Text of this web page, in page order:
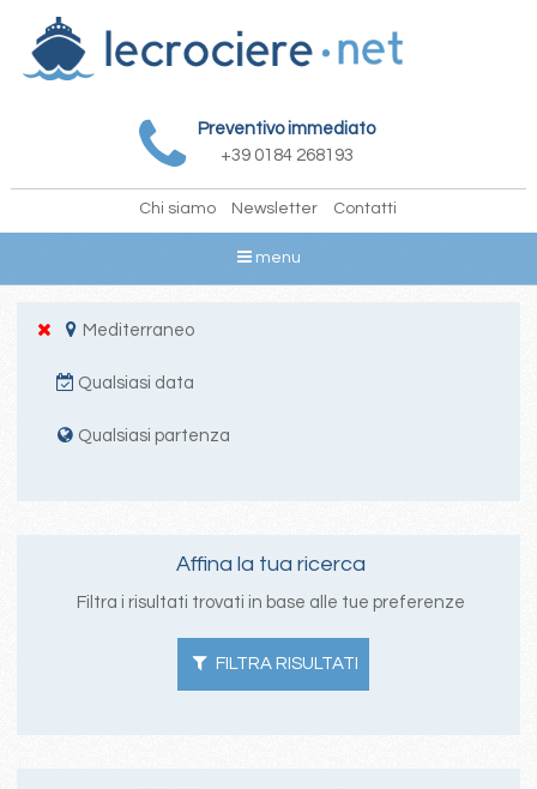
Preventivo immediato
+39 0184 268193
Chi siamo Newsletter Contatti
menu
Mediterraneo
Qualsiasi data
Qualsiasi partenza
Affina la tua ricerca
Filtra i risultati trovati in base alle tue preferenze
FILTRA RISULTATI